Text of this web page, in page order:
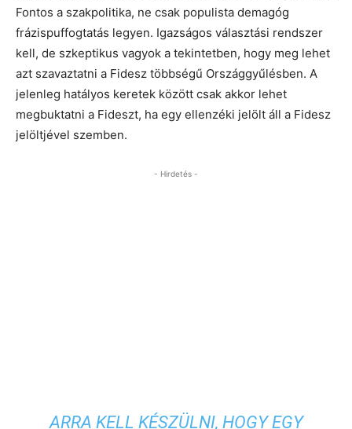
Fontos a szakpolitika, ne csak populista demagóg
frázispuffogtatás legyen. Igazságos választási rendszer
kell, de szkeptikus vagyok a tekintetben, hogy meg lehet
azt szavaztatni a Fidesz többségű Országgyűlésben. A
jelenleg hatályos keretek között csak akkor lehet
megbuktatni a Fideszt, ha egy ellenzéki jelölt áll a Fidesz
jelöltjével szemben.
- Hirdetés -
ARRA KELL KÉSZÜLNI, HOGY EGY